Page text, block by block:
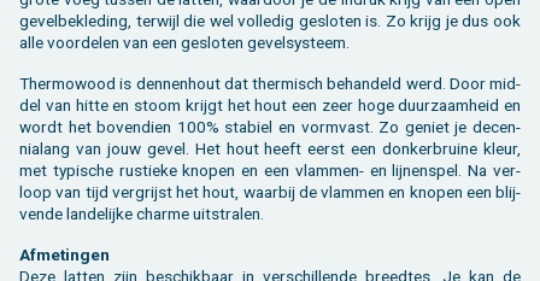
ge­vel­be­kle­ding, ter­wijl die wel vol­le­dig ge­slo­ten is. Zo krijg je dus ook
alle voor­de­len van een ge­slo­ten ge­vel­sys­teem.
Ther­mo­wood is den­nen­hout dat ther­misch be­han­deld werd. Door mid­
del van hitte en stoom krijgt het hout een zeer hoge duur­zaam­heid en
wordt het bo­ven­dien 100% sta­biel en vorm­vast. Zo ge­niet je de­cen­
nia­lang van jouw gevel. Het hout heeft eerst een don­ker­brui­ne kleur,
met ty­pi­sche rus­tie­ke kno­pen en een vlam­men- en lij­nen­spel. Na ver­
loop van tijd ver­grijst het hout, waar­bij de vlam­men en kno­pen een blij­
ven­de lan­de­lij­ke char­me uit­stra­len.
Af­me­tin­gen
Deze lat­ten zijn be­schik­baar in ver­schil­len­de breed­tes. Je kan de